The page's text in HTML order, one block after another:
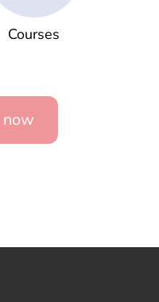
Courses
now